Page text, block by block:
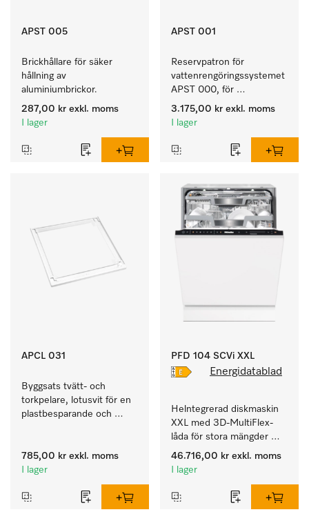
APST 005
Brickhållare för säker
hållning av
aluminiumbrickor.
287,00 kr exkl. moms
I lager
APST 001
Reservpatron för
vattenrengöringssystemet
APST 000, för
färdigställande av AD-
vatten.
3.175,00 kr exkl. moms
I lager
APCL 031
Byggsats tvätt- och
torkpelare, lotusvit för en
plastbesparande och
785,00 kr exkl. moms
I lager
PFD 104 SCVi XXL
Energidatablad
Helntegrerad diskmaskin
XXL med 3D-MultiFlex-
låda för stora mängder
disk från hushåll,
företagskök, pentryn och
46.716,00 kr exkl. moms
I lager